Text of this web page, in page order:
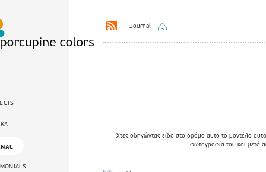
Journal
Χτες οδηγώντας είδα στο δρόμο αυτό το μοντέλο
φωτογραφία του και μετά